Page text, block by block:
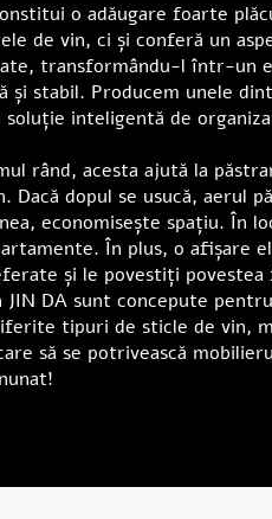
o adăugare foarte
de vin, ci și conferă un
transformându-l într-un
stabil. Producem unele
inteligentă de
rând, acesta ajută la
Dacă dopul se usucă, aerul
economisește spațiu. În
În plus, o afișare
și le povestiți povestea
DA sunt concepute
tipuri de sticle de vin,
să se potrivească